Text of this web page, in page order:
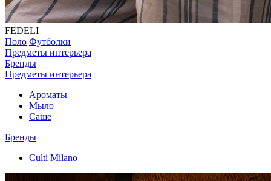
FEDELI
Поло Футболки
Предметы интерьера
Бренды
Предметы интерьера
Ароматы
Мыло
Саше
Бренды
Culti Milano